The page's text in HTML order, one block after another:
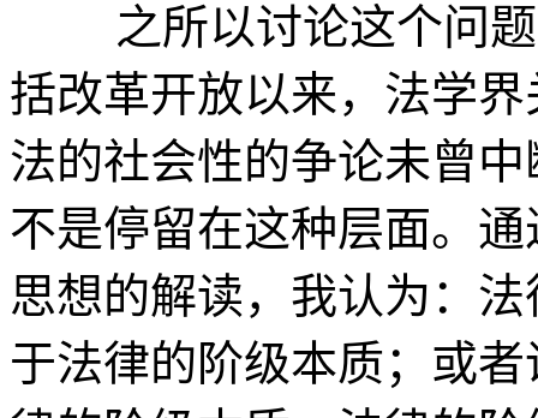
之所以讨论这个问题
括改革开放以来，法学
法的社会性的争论未曾
不是停留在这种层面。
思想的解读，我认为：
于法律的阶级本质；或